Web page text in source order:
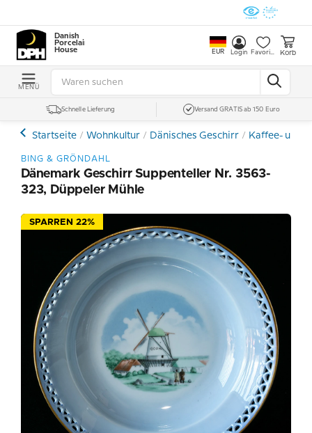
Danish
Porcelain
House
EUR Login Favoriten Korb
MENÜ
Schnelle Lieferung Versand GRATIS ab 150 Euro
Startseite Wohnkultur Dänisches Geschirr Kaffee- und
BING & GRÖNDAHL
Dänemark Geschirr Suppenteller Nr. 3563-
323, Düppeler Mühle
SPARREN 22%